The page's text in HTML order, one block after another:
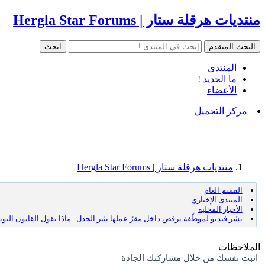
منتديات هرقلة ستار | Hergla Star Forums
المنتدى
ما الجديد !
الأعضاء
مركز التحميل
منتديات هرقلة ستار | Hergla Star Forums
القسم العام
المنتدى الإخباري
الأخبار المحلية
نشر فيديو لموظّفة ترقص داخل مقرّ عملها يثير الجدل.. ماذا يقول القانون
الملاحظات
اثبت نفسك من خلال مشاركتك الجادة